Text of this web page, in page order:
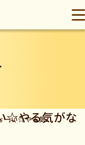
☆だるーい☆しんどぉーい☆やる気がなぁーい☆
☆やる気がな